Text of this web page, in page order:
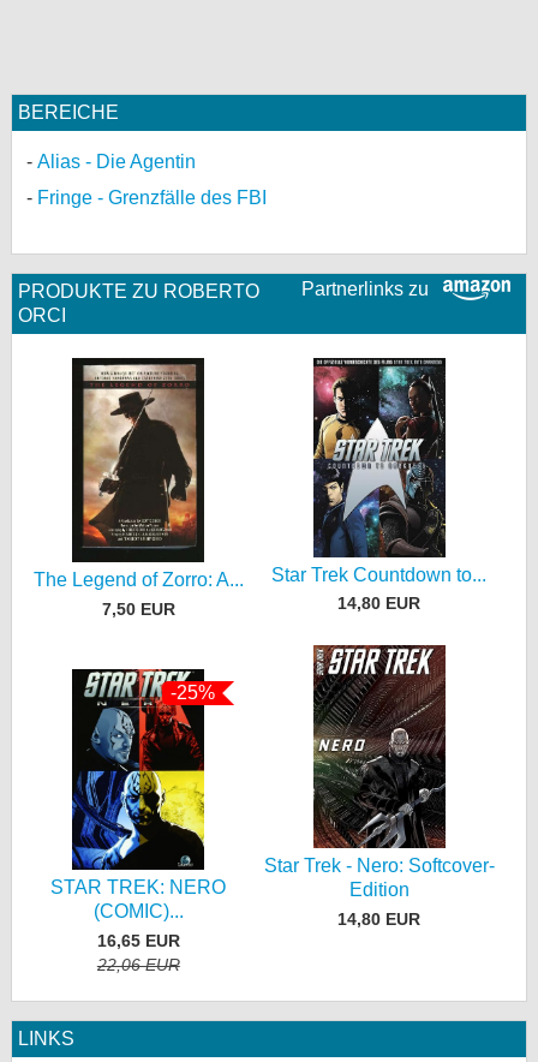
BEREICHE
Alias - Die Agentin
Fringe - Grenzfälle des FBI
Partnerlinks zu
PRODUKTE ZU ROBERTO
ORCI
The Legend of Zorro: A...
7,50 EUR
Star Trek Countdown to...
14,80 EUR
-25%
STAR TREK: NERO
(COMIC)...
16,65 EUR
22,06 EUR
Star Trek - Nero: Softcover-
Edition
14,80 EUR
LINKS